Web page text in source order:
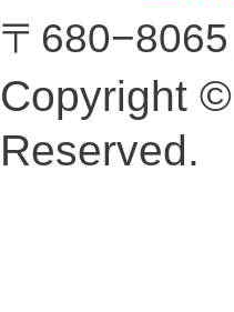
〒
Copyright
Reserved.